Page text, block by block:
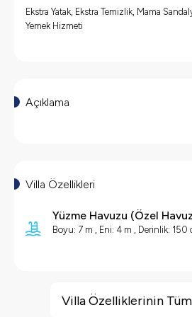
Ekstra Yatak, Ekstra Temizlik, Mama
Yemek Hizmeti
Açıklama
Villa Özellikleri
Yüzme Havuzu (Özel Havuz
Boyu: 7 m , Eni: 4 m , Derinlik: 150
Deniz Manzarası
Villa Özelliklerinin